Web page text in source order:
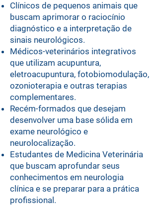
Clínicos de pequenos animais que
buscam aprimorar o raciocínio
diagnóstico e a interpretação de
sinais neurológicos.
Médicos-veterinários integrativos
que utilizam acupuntura,
eletroacupuntura, fotobiomodulação,
ozonioterapia e outras terapias
complementares.
Recém-formados que desejam
desenvolver uma base sólida em
exame neurológico e
neurolocalização.
Estudantes de Medicina Veterinária
que buscam aprofundar seus
conhecimentos em neurologia
clínica e se preparar para a prática
profissional.